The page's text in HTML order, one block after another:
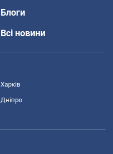
Блоги
Всі новини
Харків
Дніпро